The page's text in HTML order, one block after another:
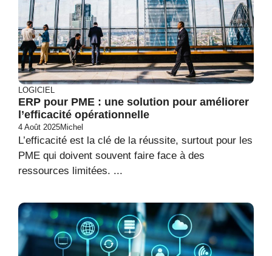
LOGICIEL
ERP pour PME : une solution pour améliorer
l’efficacité opérationnelle
4 Août 2025Michel
L’efficacité est la clé de la réussite, surtout pour les
PME qui doivent souvent faire face à des
ressources limitées. ...